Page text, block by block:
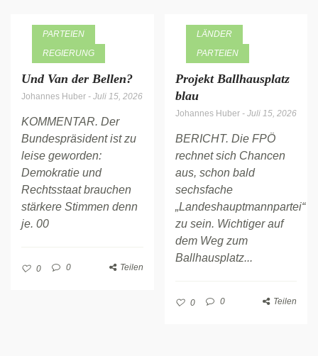
PARTEIEN
REGIERUNG
Und Van der Bellen?
Johannes Huber - Juli 15, 2026
KOMMENTAR. Der
Bundespräsident ist zu
leise geworden:
Demokratie und
Rechtsstaat brauchen
stärkere Stimmen denn
je. 00
0 0 Teilen
LÄNDER
PARTEIEN
Projekt Ballhausplatz
blau
Johannes Huber - Juli 15, 2026
BERICHT. Die FPÖ
rechnet sich Chancen
aus, schon bald
sechsfache
„Landeshauptmannpartei“
zu sein. Wichtiger auf
dem Weg zum
Ballhausplatz...
0 0 Teilen